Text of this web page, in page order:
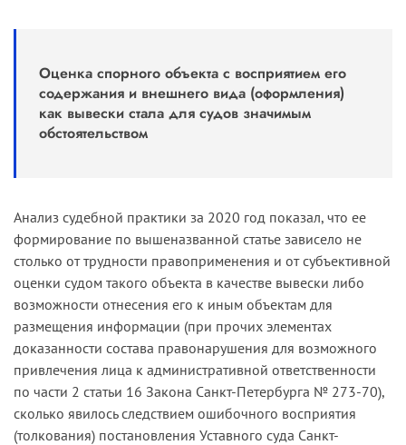
Оценка спорного объекта с восприятием его
содержания и внешнего вида (оформления)
как вывески стала для судов значимым
обстоятельством
Анализ судебной практики за 2020 год показал, что ее
формирование по вышеназванной статье зависело не
столько от трудности правоприменения и от субъективной
оценки судом такого объекта в качестве вывески либо
возможности отнесения его к иным объектам для
размещения информации (при прочих элементах
доказанности состава правонарушения для возможного
привлечения лица к административной ответственности
по части 2 статьи 16 Закона Санкт-Петербурга № 273-70),
сколько явилось следствием ошибочного восприятия
(толкования) постановления Уставного суда Санкт-